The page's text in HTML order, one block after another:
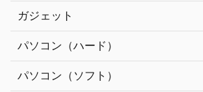
ガジェット
パソコン（ハード）
パソコン（ソフト）